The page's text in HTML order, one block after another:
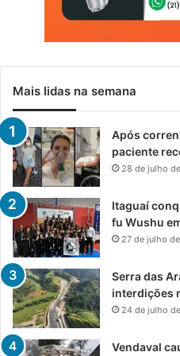
Mais lidas na semana
Após
paciente
28 de julho
Itaguaí
fu Wushu
27 de julho
Serra das
interdições
24 de julho
Vendaval